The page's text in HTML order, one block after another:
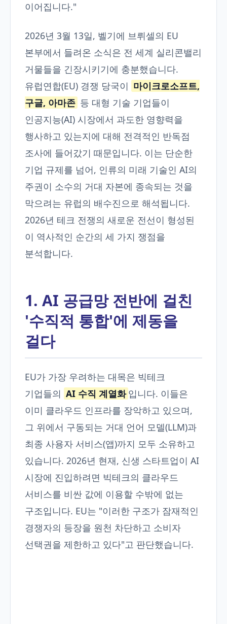
이어집니다."
2026년 3월 13일, 벨기에 브뤼셀의 EU
본부에서 들려온 소식은 전 세계 실리콘밸리
거물들을 긴장시키기에 충분했습니다.
유럽연합(EU) 경쟁 당국이 마이크로소프트,
구글, 아마존 등 대형 기술 기업들이
인공지능(AI) 시장에서 과도한 영향력을
행사하고 있는지에 대해 전격적인 반독점
조사에 들어갔기 때문입니다. 이는 단순한
기업 규제를 넘어, 인류의 미래 기술인 AI의
주권이 소수의 거대 자본에 종속되는 것을
막으려는 유럽의 배수진으로 해석됩니다.
2026년 테크 전쟁의 새로운 전선이 형성된
이 역사적인 순간의 세 가지 쟁점을
분석합니다.
1. AI 공급망 전반에 걸친
'수직적 통합'에 제동을
걸다
EU가 가장 우려하는 대목은 빅테크
기업들의 AI 수직 계열화 입니다. 이들은
이미 클라우드 인프라를 장악하고 있으며,
그 위에서 구동되는 거대 언어 모델(LLM)과
최종 사용자 서비스(앱)까지 모두 소유하고
있습니다. 2026년 현재, 신생 스타트업이 AI
시장에 진입하려면 빅테크의 클라우드
서비스를 비싼 값에 이용할 수밖에 없는
구조입니다. EU는 "이러한 구조가 잠재적인
경쟁자의 등장을 원천 차단하고 소비자
선택권을 제한하고 있다"고 판단했습니다.